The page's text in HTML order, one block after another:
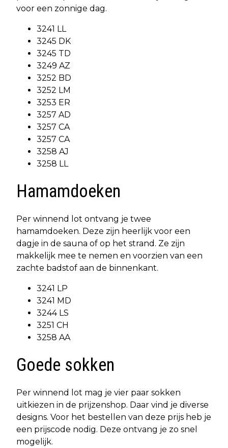
voor een zonnige dag.
3241 LL
3245 DK
3245 TD
3249 AZ
3252 BD
3252 LM
3253 ER
3257 AD
3257 CA
3257 CA
3258 AJ
3258 LL
Hamamdoeken
Per winnend lot ontvang je twee
hamamdoeken. Deze zijn heerlijk voor een
dagje in de sauna of op het strand. Ze zijn
makkelijk mee te nemen en voorzien van een
zachte badstof aan de binnenkant.
3241 LP
3241 MD
3244 LS
3251 CH
3258 AA
Goede sokken
Per winnend lot mag je vier paar sokken
uitkiezen in de prijzenshop. Daar vind je diverse
designs. Voor het bestellen van deze prijs heb je
een prijscode nodig. Deze ontvang je zo snel
mogelijk.